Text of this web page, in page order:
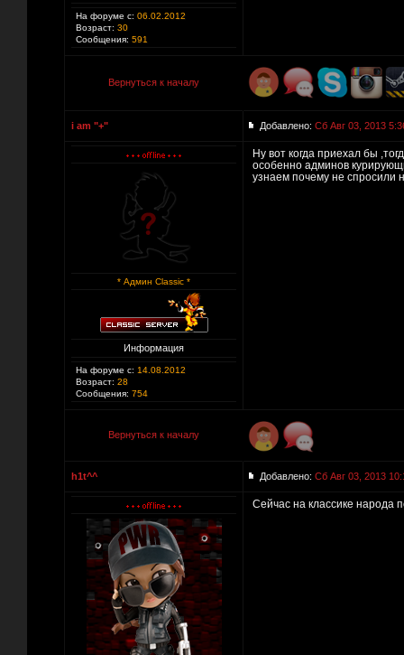
На форуме с: 06.02.2012
Возраст: 30
Сообщения: 591
Вернуться к началу
i am "+" Добавлено: Сб Авг 03, 2013
* Админ Classic *
Информация
На форуме с: 14.08.2012
Возраст: 28
Сообщения: 754
Ну вот когда приехал бы
особенно админов
узнаем почему не спросили
Вернуться к началу
h1t^^ Добавлено: Сб Авг 03, 2013
Сейчас на классике народа